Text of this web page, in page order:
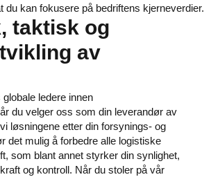
du kan fokusere på bedriftens kjerneverdier.
taktisk og
av
ledere innen
du velger oss som din leverandør av
løsningene etter din forsynings- og
det mulig å forbedre alle logistiske
som blant annet styrker din synlighet,
og kontroll. Når du stoler på vår